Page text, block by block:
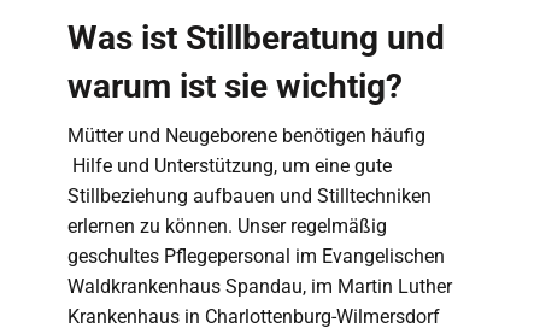
Was ist Stillberatung und
warum ist sie wichtig?
Mütter und Neugeborene benötigen häufig
Hilfe und Unterstützung, um eine gute
Stillbeziehung aufbauen und Stilltechniken
erlernen zu können. Unser regelmäßig
geschultes Pflegepersonal im Evangelischen
Waldkrankenhaus Spandau, im Martin Luther
Krankenhaus in Charlottenburg-Wilmersdorf